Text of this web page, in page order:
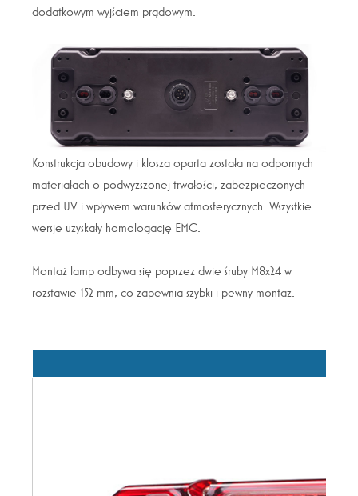
dodatkowym wyjściem prądowym.
Konstrukcja obudowy i klosza oparta została na odpornych
materiałach o podwyższonej trwałości, zabezpieczonych
przed UV i wpływem warunków atmosferycznych. Wszystkie
wersje uzyskały homologację EMC.
Montaż lamp odbywa się poprzez dwie śruby M8x24 w
rozstawie 152 mm, co zapewnia szybki i pewny montaż.